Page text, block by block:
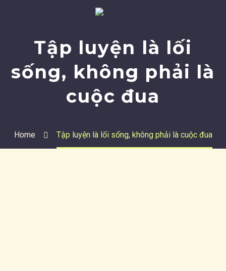
Tập luyện là lối
sống, không phải là
cuộc đua
Home Tập luyện là lối sống, không phải là cuộc đua